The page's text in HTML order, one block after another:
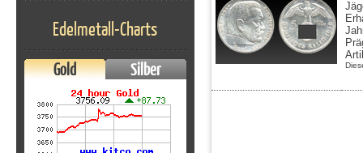
Edelmetall-Charts
Gold Silber